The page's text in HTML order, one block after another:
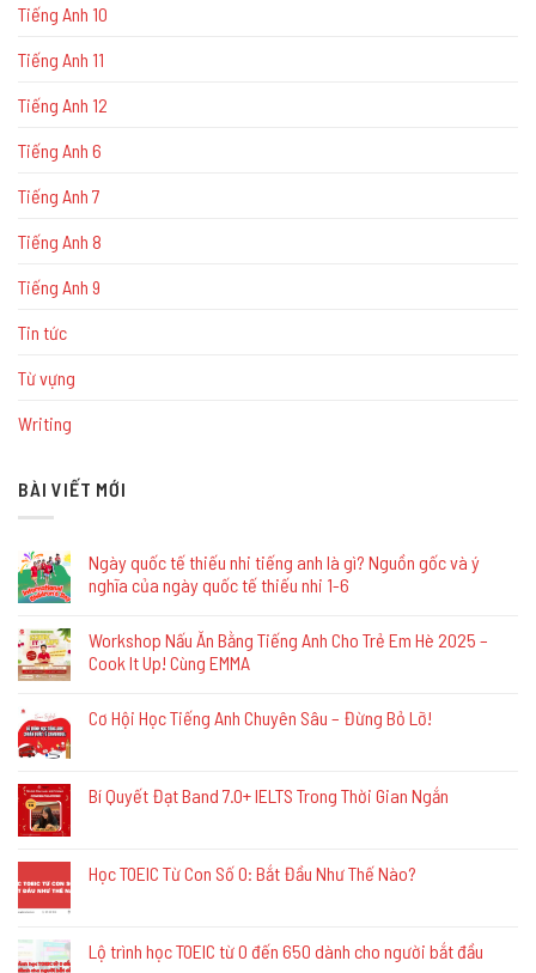
Tiếng Anh 10
Tiếng Anh 11
Tiếng Anh 12
Tiếng Anh 6
Tiếng Anh 7
Tiếng Anh 8
Tiếng Anh 9
Tin tức
Từ vựng
Writing
BÀI VIẾT MỚI
Ngày quốc tế thiếu nhi tiếng anh là gì? Nguồn gốc và ý
nghĩa của ngày quốc tế thiếu nhi 1-6
Workshop Nấu Ăn Bằng Tiếng Anh Cho Trẻ Em Hè 2025 –
Cook It Up! Cùng EMMA
Cơ Hội Học Tiếng Anh Chuyên Sâu – Đừng Bỏ Lỡ!
Bí Quyết Đạt Band 7.0+ IELTS Trong Thời Gian Ngắn
Học TOEIC Từ Con Số 0: Bắt Đầu Như Thế Nào?
Lộ trình học TOEIC từ 0 đến 650 dành cho người bắt đầu